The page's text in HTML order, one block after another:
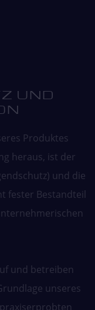
UND
Produktes
heraus, ist der
und die
fester Bestandteil
und betreiben
unseres